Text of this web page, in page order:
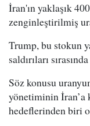
İran'ın yaklaşık
zenginleştirilmiş
Trump, bu stokun
saldırıları
Söz konusu
yönetiminin İran’a
hedeflerinden biri